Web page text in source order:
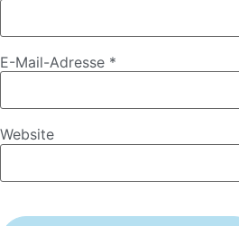
E-Mail-Adresse *
Website